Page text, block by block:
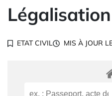
ETAT CIVIL MIS À JOUR